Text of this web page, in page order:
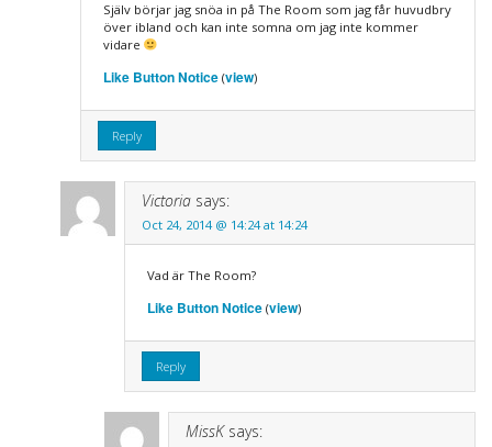
Själv börjar jag snöa in på The Room som jag får huvudbry
över ibland och kan inte somna om jag inte kommer
vidare
Like Button Notice(view)
Reply
Victoria says:
Oct 24, 2014 @ 14:24 at 14:24
Vad är The Room?
Like Button Notice(view)
Reply
MissK says: